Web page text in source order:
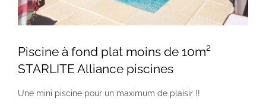
NOS PISCINES
CONTACTEZ-NOUS
Piscine à fond plat moins de 10m²
STARLITE Alliance piscines
Une mini piscine pour un maximum de plaisir !!